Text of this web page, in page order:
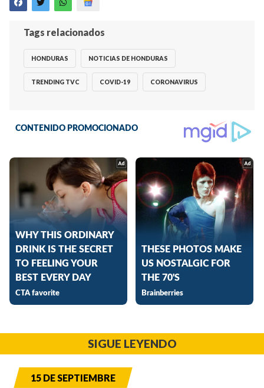
Tags relacionados
HONDURAS NOTICIAS DE HONDURAS
TRENDING TVC COVID-19 CORONAVIRUS
SIGUE LEYENDO
15 DE SEPTIEMBRE